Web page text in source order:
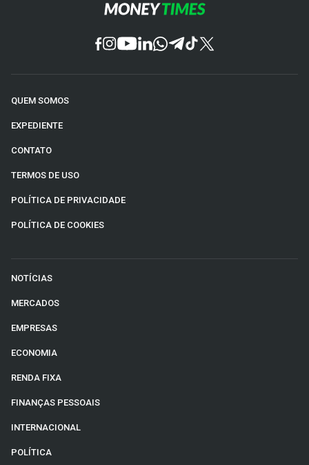
QUEM SOMOS
EXPEDIENTE
CONTATO
TERMOS DE USO
POLÍTICA DE PRIVACIDADE
POLÍTICA DE COOKIES
NOTÍCIAS
MERCADOS
EMPRESAS
ECONOMIA
RENDA FIXA
FINANÇAS PESSOAIS
INTERNACIONAL
POLÍTICA